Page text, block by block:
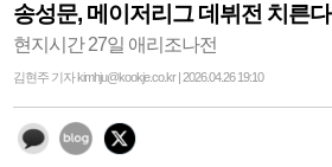
송성문, 메이저리그 데뷔전 치른다
현지시간 27일 애리조나전
김현주 기자 kimhju@kookje.co.kr | 2026.04.26 19:10